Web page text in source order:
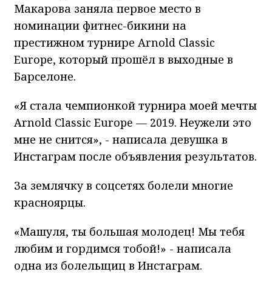
Макарова заняла первое место в
номинации фитнес-бикини на
престижном турнире Arnold Classic
Europe, который прошёл в выходные в
Барселоне.
«Я стала чемпионкой турнира моей мечты
Arnold Classic Europe — 2019. Неужели это
мне не снится», - написала девушка в
Инстаграм после объявления результатов.
За землячку в соцсетях болели многие
красноярцы.
«Машуля, ты большая молодец! Мы тебя
любим и гордимся тобой!» - написала
одна из болельщиц в Инстаграм.